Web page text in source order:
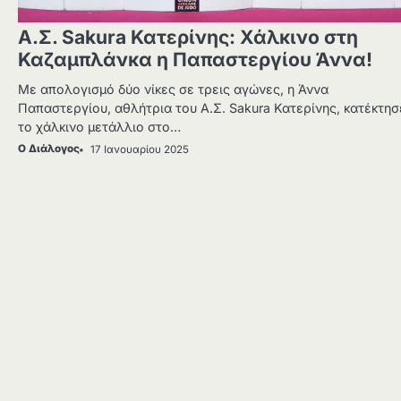
Α.Σ. Sakura Κατερίνης: Χάλκινο στη
Καζαμπλάνκα η Παπαστεργίου Άννα!
Με απολογισμό δύο νίκες σε τρεις αγώνες, η Άννα
Παπαστεργίου, αθλήτρια του Α.Σ. Sakura Κατερίνης,
το χάλκινο μετάλλιο στο…
Ο Διάλογος 17 Ιανουαρίου 2025